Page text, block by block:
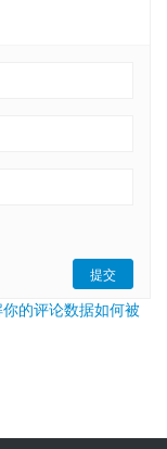
提交
的评论数据如何被